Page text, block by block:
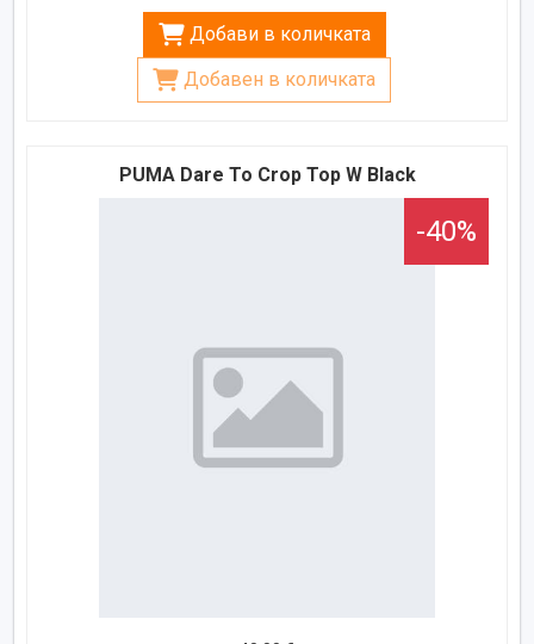
Добави в количката
Добавен в количката
PUMA Dare To Crop Top W Black
-40%